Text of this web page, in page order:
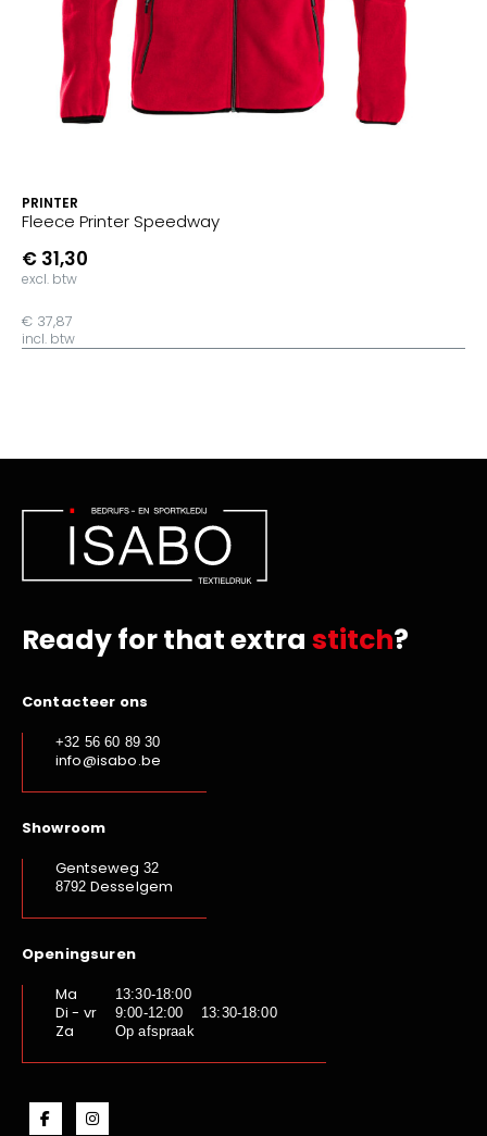
PRINTER
Fleece Printer Speedway
€ 31,30
excl. btw
€ 37,87
incl. btw
Ready for that extra stitch?
Contacteer ons
+32 56 60 89 30
info@isabo.be
Showroom
Gentseweg 32
8792 Desselgem
Openingsuren
Ma
13:30-18:00
Di - vr 9:00-12:00 13:30-18:00
Za Op afspraak